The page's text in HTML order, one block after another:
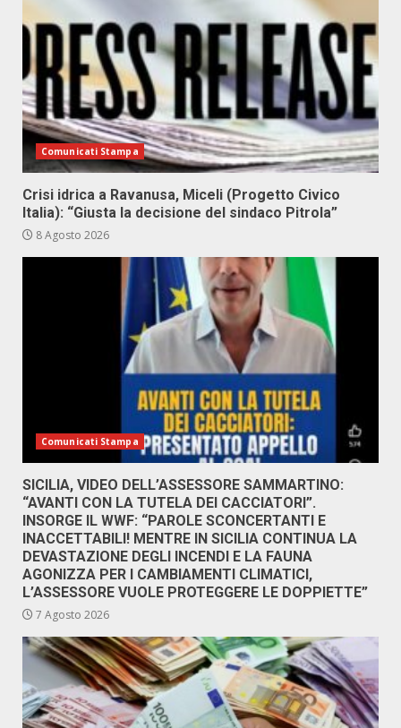
Comunicati Stampa
Crisi idrica a Ravanusa, Miceli (Progetto Civico
Italia): “Giusta la decisione del sindaco Pitrola”
8 Agosto 2026
Comunicati Stampa
SICILIA, VIDEO DELL’ASSESSORE SAMMARTINO:
“AVANTI CON LA TUTELA DEI CACCIATORI”.
INSORGE IL WWF: “PAROLE SCONCERTANTI E
INACCETTABILI! MENTRE IN SICILIA CONTINUA LA
DEVASTAZIONE DEGLI INCENDI E LA FAUNA
AGONIZZA PER I CAMBIAMENTI CLIMATICI,
L’ASSESSORE VUOLE PROTEGGERE LE DOPPIETTE”
7 Agosto 2026